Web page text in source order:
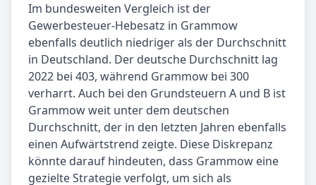
Im bundesweiten Vergleich ist der
Gewerbesteuer-Hebesatz in Grammow
ebenfalls deutlich niedriger als der Durchschnitt
in Deutschland. Der deutsche Durchschnitt lag
2022 bei 403, während Grammow bei 300
verharrt. Auch bei den Grundsteuern A und B ist
Grammow weit unter dem deutschen
Durchschnitt, der in den letzten Jahren ebenfalls
einen Aufwärtstrend zeigte. Diese Diskrepanz
könnte darauf hindeuten, dass Grammow eine
gezielte Strategie verfolgt, um sich als